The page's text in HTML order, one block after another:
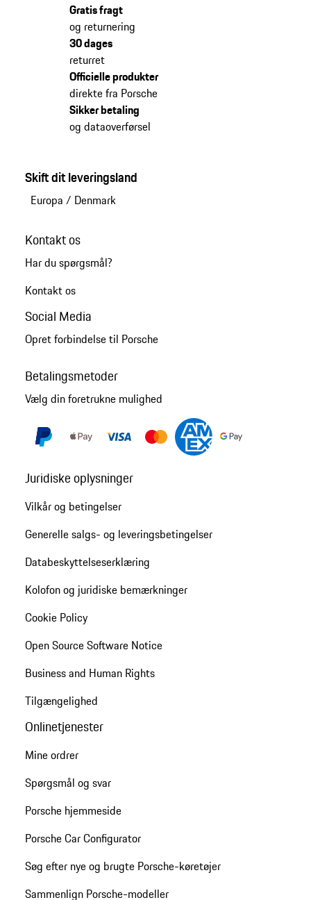
Gratis fragt
og returnering
30 dages
returret
Officielle produkter
direkte fra Porsche
Sikker betaling
og dataoverførsel
Skift dit leveringsland
Europa / Denmark
Kontakt os
Har du spørgsmål?
Kontakt os
Social Media
Opret forbindelse til Porsche
Betalingsmetoder
Vælg din foretrukne mulighed
Juridiske oplysninger
Vilkår og betingelser
Generelle salgs- og leveringsbetingelser
Databeskyttelseserklæring
Kolofon og juridiske bemærkninger
Cookie Policy
Open Source Software Notice
Business and Human Rights
Tilgængelighed
Onlinetjenester
Mine ordrer
Spørgsmål og svar
Porsche hjemmeside
Porsche Car Configurator
Søg efter nye og brugte Porsche-køretøjer
Sammenlign Porsche-modeller